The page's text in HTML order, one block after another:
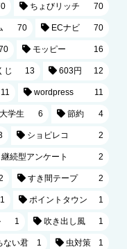
ちょびリッチ 70
70 ECナビ 70
モッピー 16
じ 13 603円 12
11 wordpress 11
学生 6 節約 4
ショピレコ 2
継続型アンケート 2
すき間テープ 2
1 ポイントタウン 1
1 吹き出し風 1
ない君 1 虫対策 1